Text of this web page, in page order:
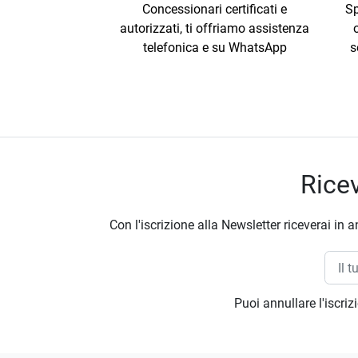
Concessionari certificati e
autorizzati, ti offriamo assistenza
telefonica e su WhatsApp
Con l'iscrizione alla Newsletter riceverai in
Puoi annullare